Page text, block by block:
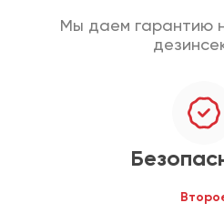
Мы даем гарантию